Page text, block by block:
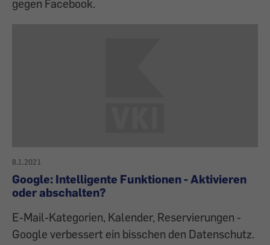
gegen Facebook.
8.1.2021
Google: Intelligente Funktionen - Aktivieren
oder abschalten?
E-Mail-Kategorien, Kalender, Reservierungen -
Google verbessert ein bisschen den Datenschutz.